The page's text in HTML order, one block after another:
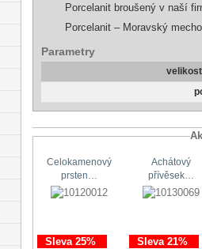
Porcelanit broušený v naší
Porcelanit – Moravský
Parametry
Celokamenový
prsten…
Sleva 25%
Achátový
přívěsek…
Sleva 21%